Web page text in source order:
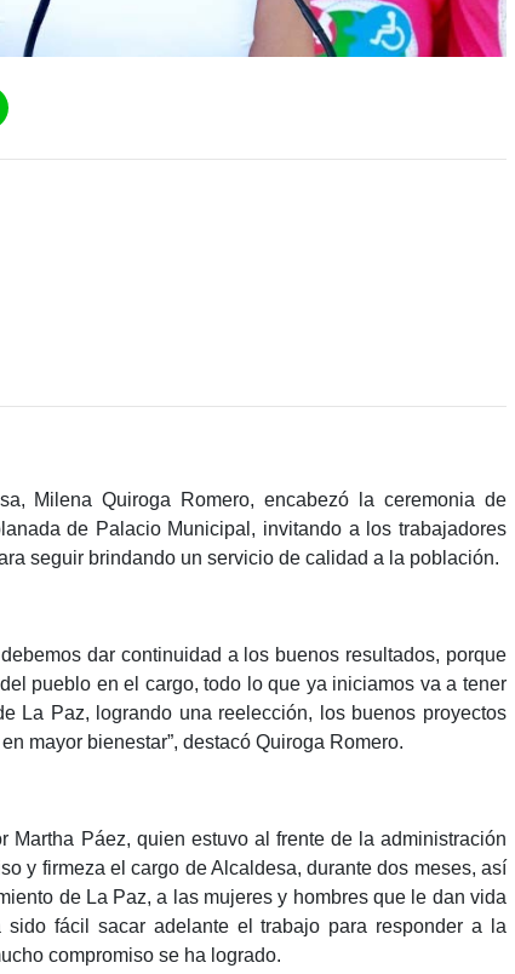
Milena Quiroga Romero, encabezó la ceremonia de
de Palacio Municipal, invitando a los trabajadores
seguir brindando un servicio de calidad a la población.
dar continuidad a los buenos resultados, porque
pueblo en el cargo, todo lo que ya iniciamos va a tener
La Paz, logrando una reelección, los buenos proyectos
mayor bienestar”, destacó Quiroga Romero.
Páez, quien estuvo al frente de la administración
y firmeza el cargo de Alcaldesa, durante dos meses, así
de La Paz, a las mujeres y hombres que le dan vida
fácil sacar adelante el trabajo para responder a la
compromiso se ha logrado.